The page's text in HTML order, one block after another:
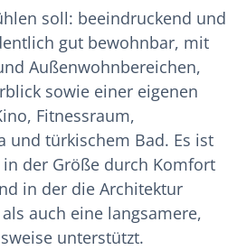
soll: beeindruckend und
gut bewohnbar, mit
Außenwohnbereichen,
sowie einer eigenen
Fitnessraum,
und türkischem Bad. Es ist
der Größe durch Komfort
in der die Architektur
auch eine langsamere,
unterstützt.